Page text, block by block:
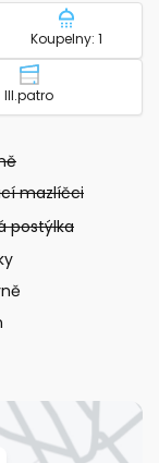
- ubytování
Počet
Koupelny: 1
Patro -
III.patro
- Nedostupné
mazlíčci-
na moře
postýlka-
- Ručníky k